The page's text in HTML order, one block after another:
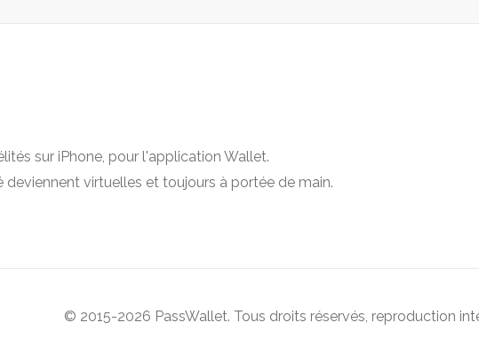
sur iPhone, pour l'application Wallet.
virtuelles et toujours à portée de main.
© 2015-2026 PassWallet. Tous droits réservés, reproduction